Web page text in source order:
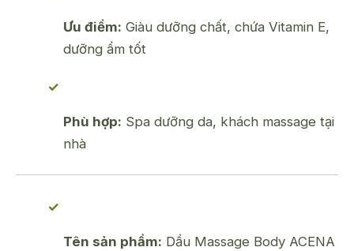
Ưu điểm: Giàu dưỡng chất, chứa Vitamin E,
dưỡng ẩm tốt
Phù hợp: Spa dưỡng da, khách massage tại
nhà
Tên sản phẩm: Dầu Massage Body ACENA